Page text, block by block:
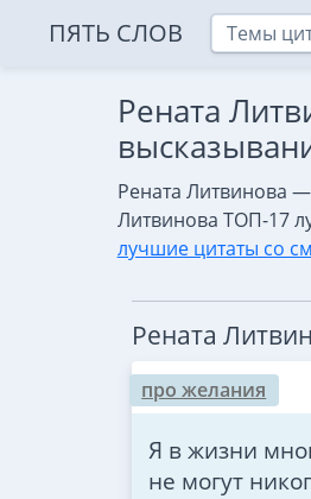
ПЯТЬ СЛОВ Темы
Рената
Рената Литвинова
Литвинова ТОП-17
лучшие цитаты со
Рената
про желания
Я в жизни
не могут